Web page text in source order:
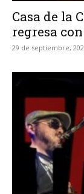
Casa de la
regresa
29 de septiembre,